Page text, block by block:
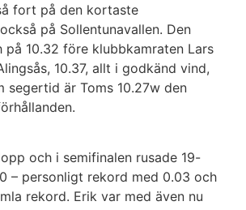
fort på den kortaste
på Sollentunavallen. Den
på 10.32 före klubbkamraten Lars
10.37, allt i godkänd vind,
segertid är Toms 10.27w den
och i semifinalen rusade 19-
– personligt rekord med 0.03 och
rekord. Erik var med även nu